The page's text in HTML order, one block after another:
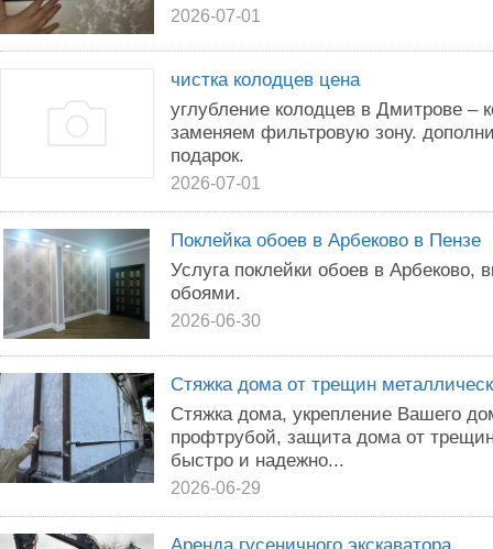
2026-07-01
чистка колодцев цена
углубление колодцев в Дмитрове –
заменяем фильтровую зону.
подарок.
2026-07-01
Поклейка обоев в Арбеково в Пензе
Услуга поклейки обоев в Арбеково,
обоями.
2026-06-30
Стяжка дома от трещин
Стяжка дома, укрепление Вашего
профтрубой, защита дома от
быстро и надежно...
2026-06-29
Аренда гусеничного экскаватора